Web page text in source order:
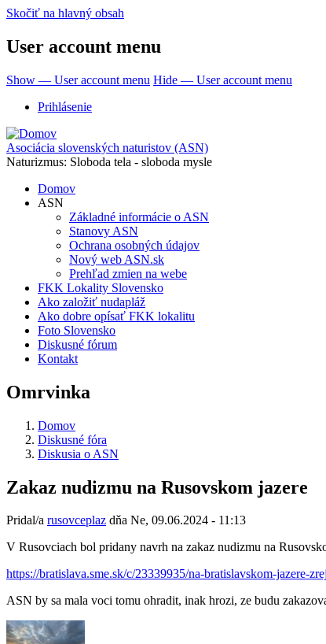
Skočiť na hlavný obsah
User account menu
Show — User account menu Hide — User account menu
Prihlásenie
Asociácia slovenských naturistov (ASN)
Naturizmus: Sloboda tela - sloboda mysle
Domov
ASN
Základné informácie o ASN
Stanovy ASN
Ochrana osobných údajov
Nový web ASN.sk
Prehľad zmien na webe
FKK Lokality Slovensko
Ako založiť nudapláž
Ako dobre opísať FKK lokalitu
Foto Slovensko
Diskusné fórum
Kontakt
Omrvinka
Domov
Diskusné fóra
Diskusia o ASN
Zakaz nudizmu na Rusovskom jazere
Pridal/a rusovceplaz dňa Ne, 09.06.2024 - 11:13
V Rusovciach bol pridany navrh na zakaz nudizmu na
https://bratislava.sme.sk/c/23339935/na-bratislavskom-jazere-
ASN by sa mala voci tomu ohradit, inak hrozi, ze budu